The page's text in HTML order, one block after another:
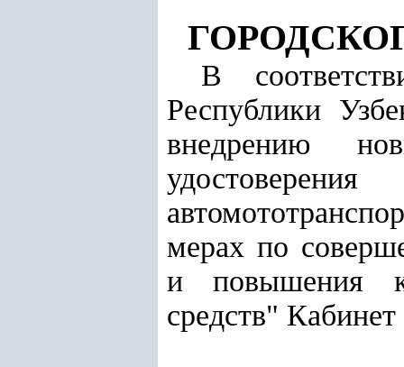
В
Республики
внедрению
мерах по
и повышения
средств"